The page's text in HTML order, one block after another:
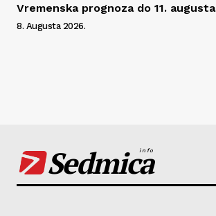
Vremenska prognoza do 11. augusta
8. Augusta 2026.
Sedmica
info